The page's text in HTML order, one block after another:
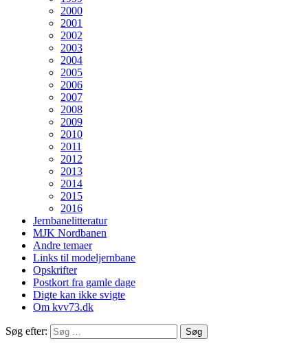
2000
2001
2002
2003
2004
2005
2006
2007
2008
2009
2010
2011
2012
2013
2014
2015
2016
Jernbanelitteratur
MJK Nordbanen
Andre temaer
Links til modeljernbane
Opskrifter
Postkort fra gamle dage
Digte kan ikke svigte
Om kvv73.dk
Søg efter: